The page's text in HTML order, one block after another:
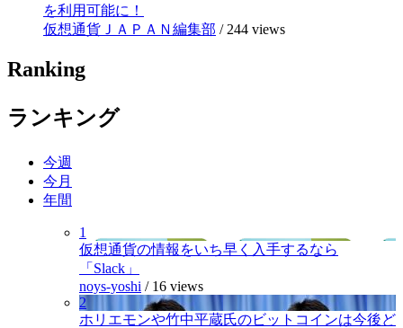
を利用可能に！
仮想通貨ＪＡＰＡＮ編集部 / 244 views
Ranking
ランキング
今週
今月
年間
1
仮想通貨の情報をいち早く入手するなら
「Slack」
noys-yoshi / 16 views
2
ホリエモンや竹中平蔵氏のビットコインは今後ど